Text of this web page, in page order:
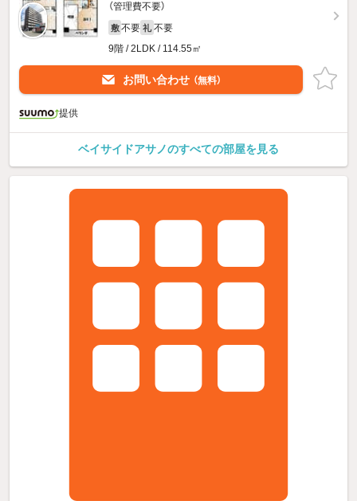
（管理費不要）
敷 不要 礼 不要
9階 / 2LDK / 114.55㎡
お問い合わせ （無料）
提供
ベイサイドアサノのすべての部屋を見る